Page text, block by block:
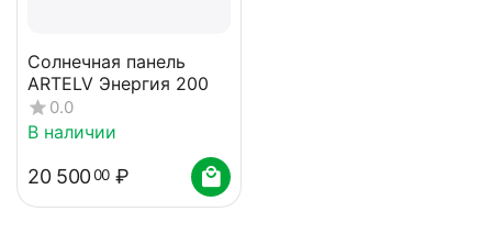
Солнечная панель
ARTELV Энергия 200
0.0
В наличии
20 50000 ₽